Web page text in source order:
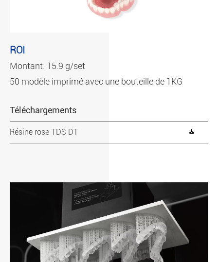
ROI
Montant: 15.9 g/set
50 modèle imprimé avec une bouteille de 1KG
Téléchargements
Résine rose TDS DT